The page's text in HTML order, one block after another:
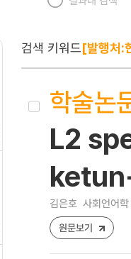
검색 키워드[발행처:
학술논
L2
김은호 사회언어
원문보기